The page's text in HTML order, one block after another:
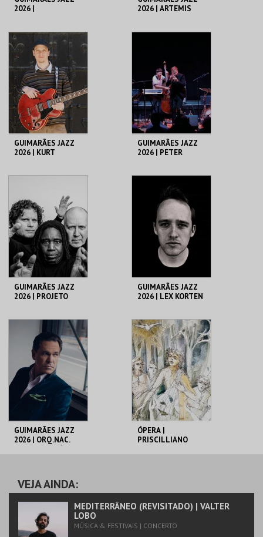
2026 |
C. CULTURAL VILA
FLOR
MAIS INFO
COMPRAR
2026 | ARTEMIS
MAIS INFO
COMPRAR
GUIMARÃES JAZZ
2026 | KURT
MAIS INFO
COMPRAR
GUIMARÃES JAZZ
2026 | PETER
MAIS INFO
COMPRAR
GUIMARÃES JAZZ
2026 | PROJETO
C. CULTURAL VILA
MAIS INFO
COMPRAR
GUIMARÃES JAZZ
2026 | LEX KORTEN
C. CULTURAL VILA
FLOR
MAIS INFO
COMPRAR
GUIMARÃES JAZZ
2026 | ORQ.NAC.
FLOR
MAIS INFO
COMPRAR
ÓPERA |
PRISCILLIANO
MAIS INFO
COMPRAR
VEJA AINDA:
MEDITERRÂNEO (REVISITADO) | VALTER
LOBO
MÚSICA & FESTIVAIS | CONCERTO